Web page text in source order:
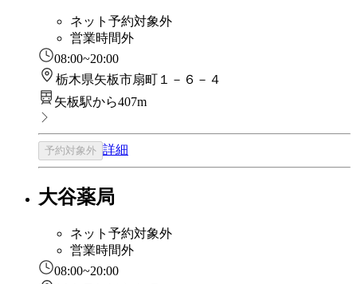
ネット予約対象外
営業時間外
08:00~20:00
栃木県矢板市扇町１－６－４
矢板駅から407m
予約対象外 詳細
大谷薬局
ネット予約対象外
営業時間外
08:00~20:00